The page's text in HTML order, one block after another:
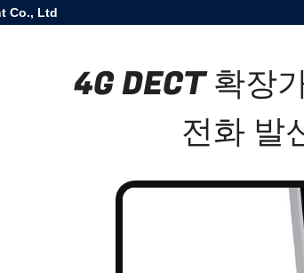
Co., Ltd
4G DECT 확장
전화 발